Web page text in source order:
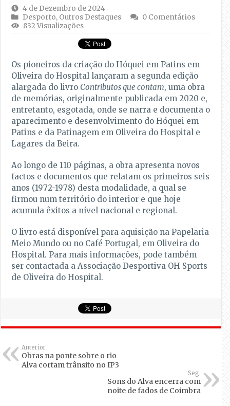
4 de Dezembro de 2024
Desporto, Outros Destaques
0 Comentários
832 Visualizações
Os pioneiros da criação do Hóquei em Patins em
Oliveira do Hospital lançaram a segunda edição
alargada do livro Contributos que contam, uma obra
de memórias, originalmente publicada em 2020 e,
entretanto, esgotada, onde se narra e documenta o
aparecimento e desenvolvimento do Hóquei em
Patins e da Patinagem em Oliveira do Hospital e
Lagares da Beira.
Ao longo de 110 páginas, a obra apresenta novos
factos e documentos que relatam os primeiros seis
anos (1972-1978) desta modalidade, a qual se
firmou num território do interior e que hoje
acumula êxitos a nível nacional e regional.
O livro está disponível para aquisição na Papelaria
Meio Mundo ou no Café Portugal, em Oliveira do
Hospital. Para mais informações, pode também
ser contactada a Associação Desportiva OH Sports
de Oliveira do Hospital.
Anterior
Obras na ponte sobre o rio
Alva cortam trânsito no IP3
Seg.
Sons do Alva encerra com
noite de fados de Coimbra